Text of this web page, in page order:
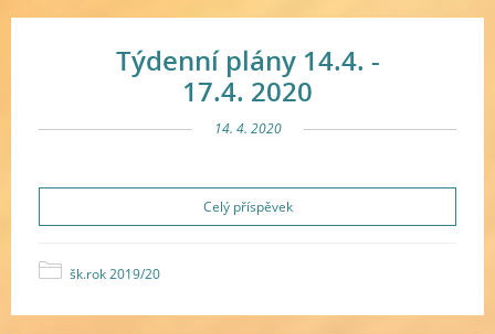
Týdenní plány 14.4. -
17.4. 2020
14. 4. 2020
Celý příspěvek
šk.rok 2019/20